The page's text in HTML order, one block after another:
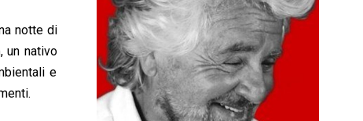
2
1
5
notte di
un nativo
e